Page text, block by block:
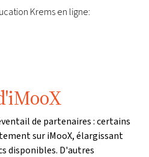
Krems en ligne:
für Weiterbildung
für Weiterbildung
für Weiterbildung
de partenaires : certains
sur iMooX, élargissant
disponibles. D'autres